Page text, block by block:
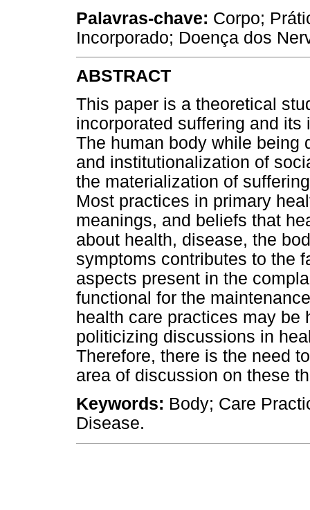
Palavras-chave: Corpo;
Incorporado; Doença dos
ABSTRACT
This paper is a theoretical
incorporated suffering and
The human body while being
and institutionalization of
the materialization of
Most practices in primary
meanings, and beliefs that
about health, disease, the
symptoms contributes to the
aspects present in the
functional for the
health care practices may
politicizing discussions in
Therefore, there is the need
area of discussion on these
Keywords: Body; Care
Disease.